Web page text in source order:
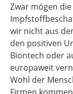
Zwar mögen
wir nicht aus
den positiven
Biontech oder
europaweit
Wohl der
Firmen